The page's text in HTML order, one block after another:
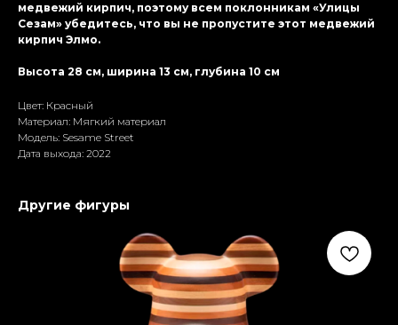
медвежий кирпич, поэтому всем поклонникам «Улицы
Сезам» убедитесь, что вы не пропустите этот медвежий
кирпич Элмо.
Высота 28 см, ширина 13 см, глубина 10 см
Цвет: Красный
Материал: Мягкий материал
Модель: Sesame Street
Дата выхода: 2022
Другие фигуры